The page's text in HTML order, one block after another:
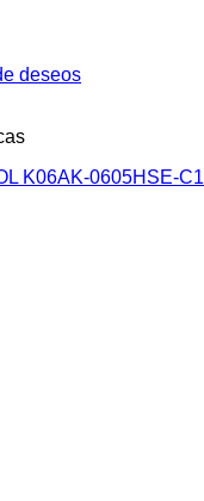
deseos
K06AK-0605HSE-C1